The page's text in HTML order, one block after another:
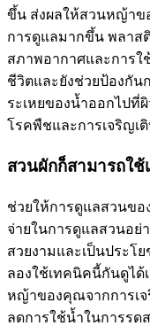
ขึ้น ส่งผลให้สวนหญ้าข
การดูแลมากขึ้น พลา
สภาพอากาศและการใ
ชีวิตและยังช่วยป้องกัน
ระเหยของน้ำออกไปที่
โรคพืชและการเจริญเ
สวนผักก็สามารถใ
ช่วยให้การดูแลสวนขอ
จ่ายในการดูแลสวนอ
สวยงามและเป็นประโ
ลองใช้เทคนิคนี้กันดูไ
หญ้าของคุณจากการเ
ลดการใช้น้ำในการร